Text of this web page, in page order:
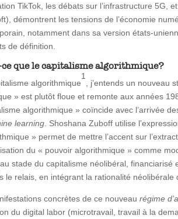
TikTok, les débats sur l’infrastructure
démontrent les tensions de l’économie
notamment dans sa version états-
de définition.
ce que le capitalisme algorithmique?
algorithmique
1
, j’entends un
» est plutôt floue et remonte aux années
algorithmique » coïncide avec l’arrivée
learning . Shoshana Zuboff utilise
» permet de mettre l’accent sur
du « pouvoir algorithmique » comme
stade du capitalisme néolibéral, financiarisé
le relais, en intégrant la rationalité
concrètes de ce nouveaurégime
du digital labor (microtravail, travail à la